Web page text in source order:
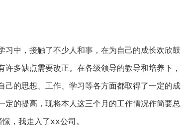
中，接触了不少人和事，在为自己的成长欢欣鼓
许多缺点需要改正。在各级领导的教导和培养下，
己的思想、工作、学习等各方面都取得了一定的成
定的提高，现将本人这三个月的工作情况作简要总
，我走入了xx公司。